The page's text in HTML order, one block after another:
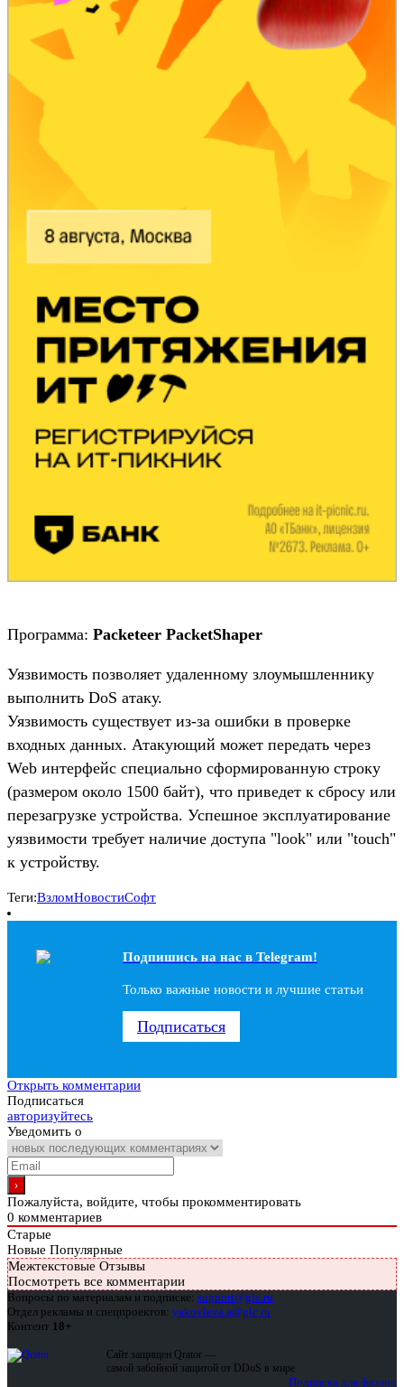
Программа: Packeteer PacketShaper
Уязвимость позволяет удаленному злоумышленнику
выполнить DoS атаку.
Уязвимость существует из-за ошибки в проверке
входных данных. Атакующий может передать через
Web интерфейс специально сформированную строку
(размером около 1500 байт), что приведет к сбросу или
перезагрузке устройства. Успешное эксплуатирование
уязвимости требует наличие доступа "look" или "touch"
к устройству.
Теги:ВзломНовостиСофт
Подпишись на наc в Telegram!
Только важные новости и лучшие статьи
Подписаться
Открыть комментарии
Подписаться
авторизуйтесь
Уведомить о
Пожалуйста, войдите, чтобы прокомментировать
0 комментариев
Старые
Новые Популярные
Межтекстовые Отзывы
Посмотреть все комментарии
Вопросы по материалам и подписке: support@glc.ru
Отдел рекламы и спецпроектов: yakovleva.a@glc.ru
Контент 18+
Сайт защищен Qrator —
самой забойной защитой от DDoS в мире
Подписка для физлиц